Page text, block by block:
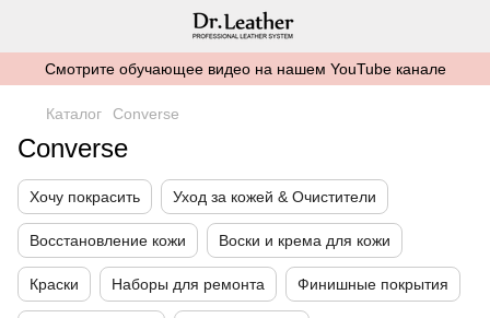
Смотрите обучающее видео на нашем YouTube канале
Каталог Converse
Converse
Хочу покрасить Уход за кожей & Очистители
Восстановление кожи Воски и крема для кожи
Краски Наборы для ремонта Финишные покрытия